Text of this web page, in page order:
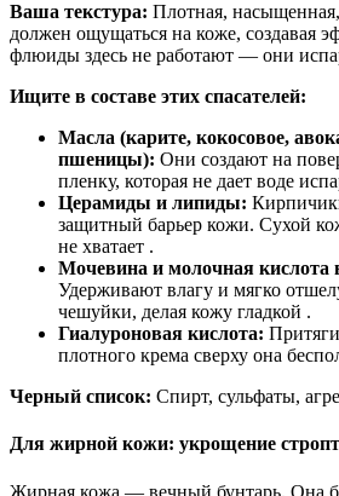
Ваша текстура: Плотная,
должен ощущаться на коже, создавая
флюиды здесь не работают — они
Ищите в составе этих спасателей:
Масла (карите, кокосовое,
пшеницы): Они создают на
пленку, которая не дает воде
Церамиды и липиды:
защитный барьер кожи. Сухой
не хватает .
Мочевина и молочная кислота
Удерживают влагу и мягко
чешуйки, делая кожу гладкой .
Гиалуроновая кислота:
плотного крема сверху она
Черный список: Спирт, сульфаты,
Для жирной кожи: укрощение
Жирная кожа — вечный бунтарь. Она